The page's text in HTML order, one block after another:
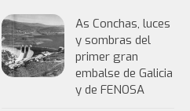
As Conchas, luces
y sombras del
primer gran
embalse de Galicia
y de FENOSA